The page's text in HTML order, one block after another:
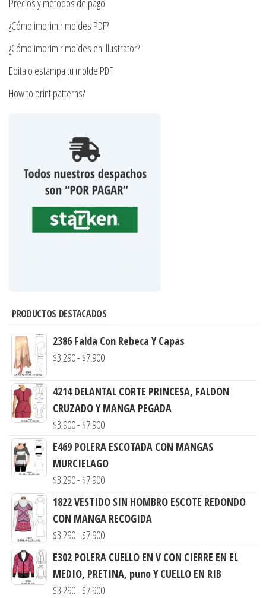
de
producto
Precios y métodos de pago
¿Cómo imprimir moldes PDF?
¿Cómo imprimir moldes en Illustrator?
Edita o estampa tu molde PDF
How to print patterns?
PRODUCTOS DESTACADOS
2386 Falda Con Rebeca Y Capas
$3.290- $7.900Rango
precios:
desde
$3.290
hasta
$7.900
4214 DELANTAL CORTE PRINCESA, FALDON
CRUZADO Y MANGA PEGADA
$3.900- $7.900Rango
de
precios:
desde
hasta
$7.900
E469 POLERA ESCOTADA CON MANGAS
MURCIELAGO
$3.290- $7.900Rango
de
precios:
desde
hasta
$7.900
1822 VESTIDO SIN HOMBRO ESCOTE REDONDO
CON MANGA RECOGIDA
$3.290- $7.900Rango
de
precios:
desde
E302 POLERA CUELLO EN V CON CIERRE EN EL
MEDIO, PRETINA, puno Y CUELLO EN RIB
$3.290- $7.900Rango